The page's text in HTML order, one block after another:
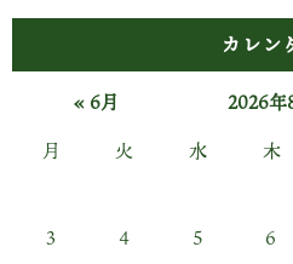
カレン
2026年
月
火 水 木
3
4 5 6
« 6月